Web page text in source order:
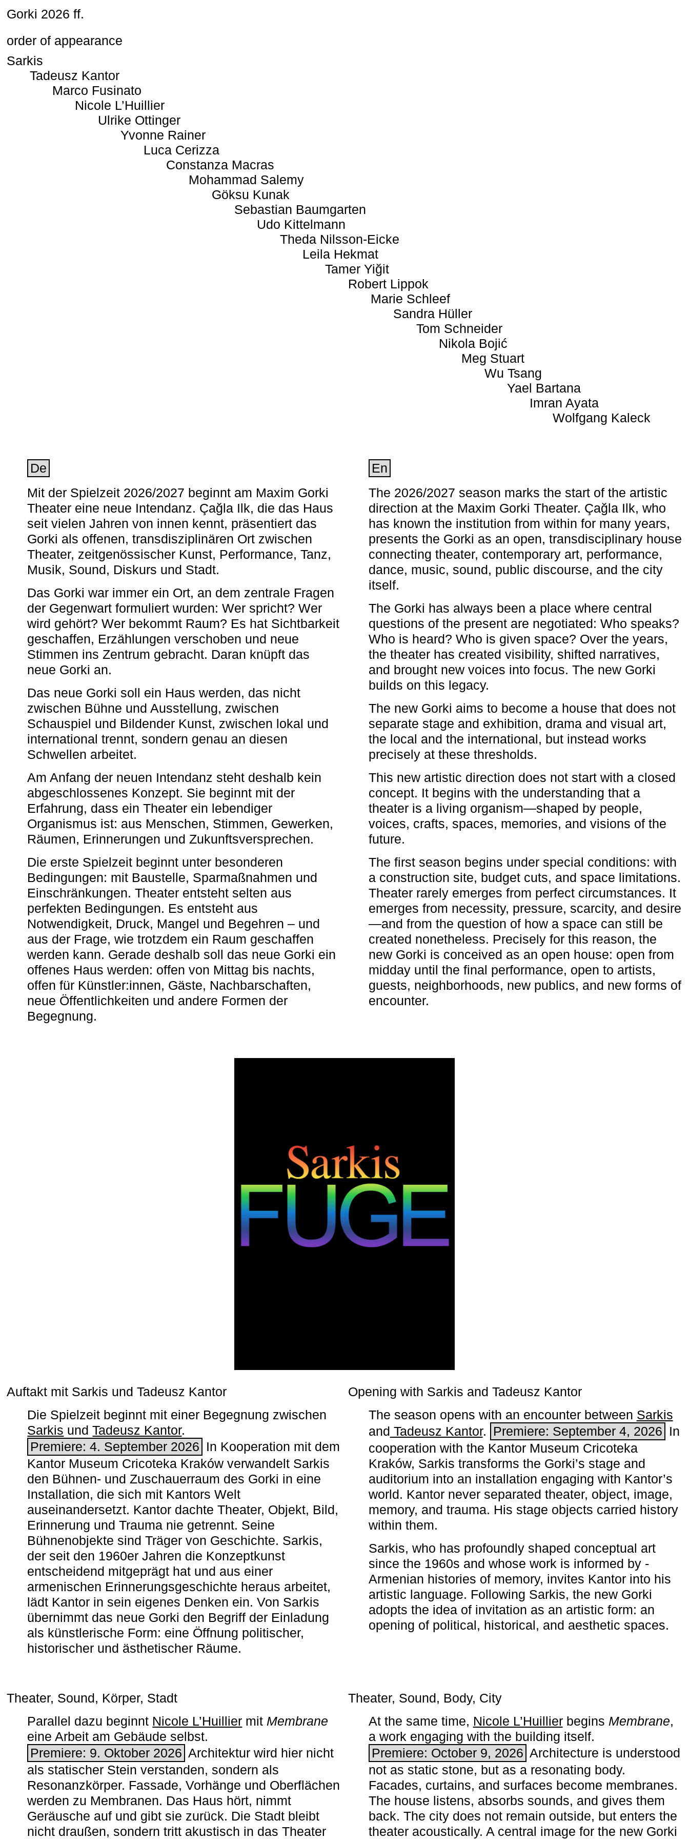
Gorki 2026 ff.
order of appearance
Sarkis
Tadeusz Kantor
Marco Fusinato
Nicole L’Huillier
Ulrike Ottinger
Yvonne Rainer
Luca Cerizza
Constanza Macras
Mohammad Salemy
Göksu Kunak
Sebastian Baumgarten
Udo Kittelmann
Theda Nilsson-Eicke
Leila Hekmat
Tamer Yiğit
Robert Lippok
Marie Schleef
Sandra Hüller
Tom Schneider
Nikola Bojić
Meg Stuart
Wu Tsang
Yael Bartana
Imran Ayata
Wolfgang Kaleck
De
Mit der Spielzeit 2026/2027 beginnt am Maxim Gorki
Theater eine neue Intendanz. Çağla Ilk, die das Haus
seit vielen Jahren von innen kennt, präsentiert das
Gorki als offenen, transdisziplinären Ort zwischen
Theater, zeitgenössischer Kunst, Performance, Tanz,
Musik, Sound, Diskurs und Stadt.
Das Gorki war immer ein Ort, an dem zentrale Fragen
der Gegenwart formuliert wurden: Wer spricht? Wer
wird gehört? Wer bekommt Raum? Es hat Sichtbarkeit
geschaffen, Erzählungen verschoben und neue
Stimmen ins Zentrum gebracht. Daran knüpft das
neue Gorki an.
Das neue Gorki soll ein Haus werden, das nicht
zwischen Bühne und Ausstellung, zwischen
Schauspiel und Bildender Kunst, zwischen lokal und
international trennt, sondern genau an diesen
Schwellen arbeitet.
Am Anfang der neuen Intendanz steht deshalb kein
abgeschlossenes Konzept. Sie beginnt mit der
Erfahrung, dass ein Theater ein lebendiger
Organismus ist: aus Menschen, Stimmen, Gewerken,
Räumen, Erinnerungen und Zukunftsversprechen.
Die erste Spielzeit beginnt unter besonderen
Bedingungen: mit Baustelle, Sparmaßnahmen und
Einschränkungen. Theater entsteht selten aus
perfekten Bedingungen. Es entsteht aus
Notwendigkeit, Druck, Mangel und Begehren – und
aus der Frage, wie trotzdem ein Raum geschaffen
werden kann. Gerade deshalb soll das neue Gorki ein
offenes Haus werden: offen von Mittag bis nachts,
offen für Künstler:innen, Gäste, Nachbarschaften,
neue Öffentlichkeiten und andere Formen der
Begegnung.
En
The 2026/2027 season marks the start of the artistic
direction at the Maxim Gorki Theater. Çağla Ilk, who
has known the institution from within for many years,
presents the Gorki as an open, transdisciplinary house
connecting theater, contemporary art, performance,
dance, music, sound, public discourse, and the city
itself.
The Gorki has always been a place where central
questions of the present are negotiated: Who speaks?
Who is heard? Who is given space? Over the years,
the theater has created visibility, shifted narratives,
and brought new voices into focus. The new Gorki
builds on this legacy.
The new Gorki aims to become a house that does not
separate stage and exhibition, drama and visual art,
the local and the international, but instead works
precisely at these thresholds.
This new artistic direction does not start with a closed
concept. It begins with the understanding that a
theater is a living organism—shaped by people,
voices, crafts, spaces, memories, and visions of the
future.
The first season begins under special conditions: with
a construction site, budget cuts, and space limitations.
Theater rarely emerges from perfect circumstances. It
emerges from necessity, pressure, scarcity, and desire
—and from the question of how a space can still be
created nonetheless. Precisely for this reason, the
new Gorki is conceived as an open house: open from
midday until the final performance, open to artists,
guests, neighborhoods, new publics, and new forms of
encounter.
Auftakt mit Sarkis und Tadeusz Kantor
Die Spielzeit beginnt mit einer Begegnung zwischen
Sarkis undTadeusz Kantor.
Premiere: 4. September 2026 In Kooperation mit dem
Kantor Museum Cricoteka Kraków verwandelt Sarkis
den Bühnen- und Zuschauerraum des Gorki in eine
Installation, die sich mit Kantors Welt
auseinandersetzt. Kantor dachte Theater, Objekt, Bild,
Erinnerung und Trauma nie getrennt. Seine
Bühnenobjekte sind Träger von Geschichte. Sarkis,
der seit den 1960er Jahren die Konzeptkunst
entscheidend mitgeprägt hat und aus einer
armenischen ­Erinnerungsgeschichte heraus arbeitet,
lädt Kantor in sein eigenes Denken ein. Von Sarkis
übernimmt das neue Gorki den Begriff der Einladung
als künstlerische Form: eine Öffnung politischer,
historischer und ästhetischer Räume.
Opening with Sarkis and Tadeusz Kantor
The season opens with an encounter between Sarkis
and Tadeusz Kantor. Premiere: September 4, 2026 In
cooperation with the ­Kantor Museum Cricoteka
Kraków, Sarkis transforms the Gorki’s stage and
auditorium into an installation engaging with Kantor’s
world. Kantor never separated theater, object, image,
memory, and trauma. His stage objects carried history
within them.
Sarkis, who has profoundly shaped conceptual art
since the 1960s and whose work is informed by ­
Armenian histories of memory, invites Kantor into his
artistic language. Following Sarkis, the new Gorki
adopts the idea of invitation as an artistic form: an
opening of political, historical, and aesthetic spaces.
Theater, Sound, Körper, Stadt
Parallel dazu beginnt Nicole L’Huillier mit ­ Membrane
eine Arbeit am Gebäude selbst.
Premiere: 9. Oktober 2026 Architektur wird hier nicht
als statischer Stein verstanden, sondern als
Resonanzkörper. Fassade, Vorhänge und Oberflächen
werden zu Membranen. Das Haus hört, nimmt
Geräusche auf und gibt sie zurück. Die Stadt bleibt
nicht draußen, sondern tritt akustisch in das Theater
Theater, Sound, Body, City
At the same time, Nicole L’Huillierbegins ­ Membrane,
a work engaging with the building itself.
Premiere: October 9, 2026 Architecture is understood
not as static stone, but as a resonating body.
Facades, curtains, and surfaces become membranes.
The house listens, absorbs sounds, and gives them
back. The city does not remain outside, but enters the
theater acoustically. A central image for the new Gorki